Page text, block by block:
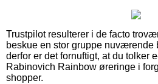
Trustpilot resulterer i de facto
beskue en stor gruppe nuværende
derfor er det fornuftigt, at du tolker
Rabinovich Rainbow øreringe i
shopper.